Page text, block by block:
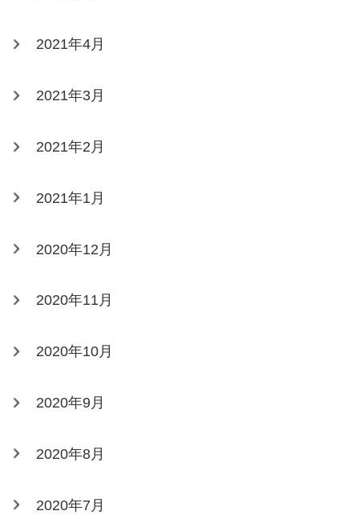
2021年4月
2021年3月
2021年2月
2021年1月
2020年12月
2020年11月
2020年10月
2020年9月
2020年8月
2020年7月